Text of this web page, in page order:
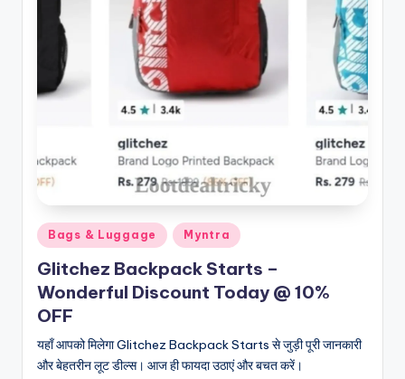
Posted
in
Bags & Luggage Myntra
Glitchez Backpack Starts –
Wonderful Discount Today @ 10%
OFF
यहाँ आपको मिलेगा Glitchez Backpack Starts से जुड़ी पूरी जानकारी
और बेहतरीन लूट डील्स। आज ही फायदा उठाएं और बचत करें।